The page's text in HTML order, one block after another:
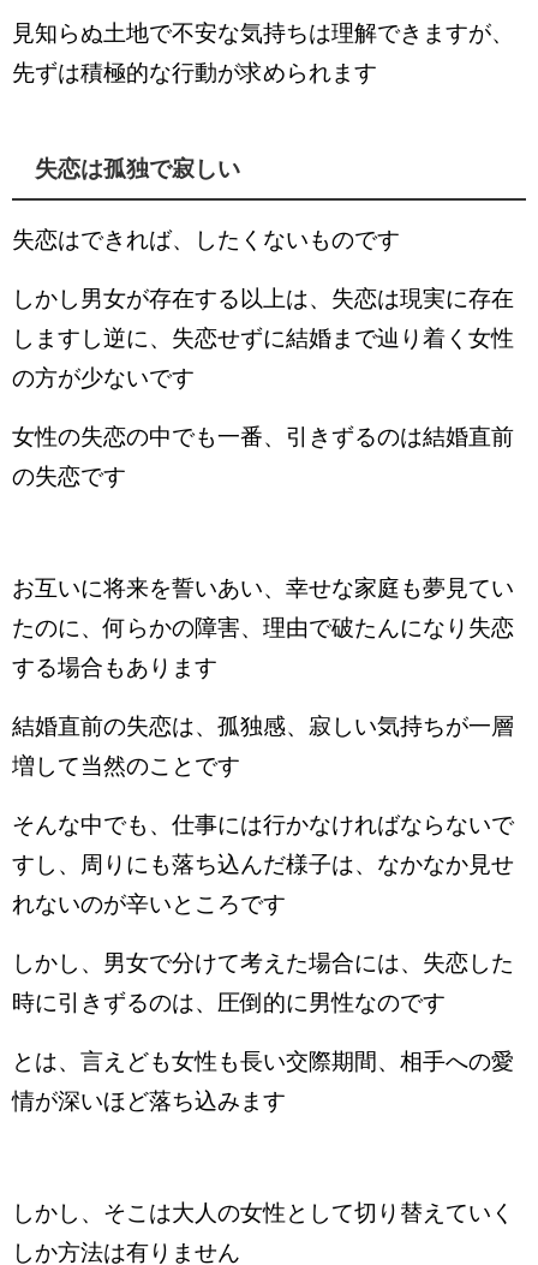
見知らぬ土地で不安な気持ちは理解できますが、
先ずは積極的な行動が求められます
失恋は孤独で寂しい
失恋はできれば、したくないものです
しかし男女が存在する以上は、失恋は現実に存在
しますし逆に、失恋せずに結婚まで辿り着く女性
の方が少ないです
女性の失恋の中でも一番、引きずるのは結婚直前
の失恋です
お互いに将来を誓いあい、幸せな家庭も夢見てい
たのに、何らかの障害、理由で破たんになり失恋
する場合もあります
結婚直前の失恋は、孤独感、寂しい気持ちが一層
増して当然のことです
そんな中でも、仕事には行かなければならないで
すし、周りにも落ち込んだ様子は、なかなか見せ
れないのが辛いところです
しかし、男女で分けて考えた場合には、失恋した
時に引きずるのは、圧倒的に男性なのです
とは、言えども女性も長い交際期間、相手への愛
情が深いほど落ち込みます
しかし、そこは大人の女性として切り替えていく
しか方法は有りません